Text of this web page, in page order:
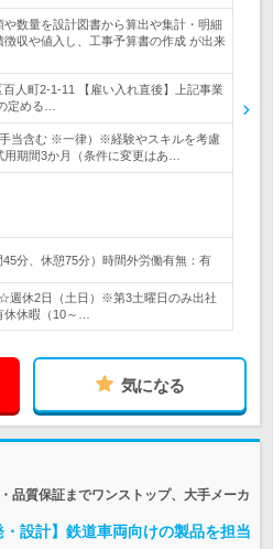
や数量を設計図書から算出や集計・明細
徴収や値入し、工事予算書の作成 が出来
人町2-1-11 【雇い入れ直後】上記事業
定める…
手当含む ※一律）※経験やスキルを考慮
期間3か月（条件に変更はあ…
分、休憩75分）時間外労働有無：有
休2日（土日）※第3土曜日のみ出社
休暇（10～…
気になる
品質保証までワンストップ、大手メーカ
・設計】鉄道車両向けの製品を担当